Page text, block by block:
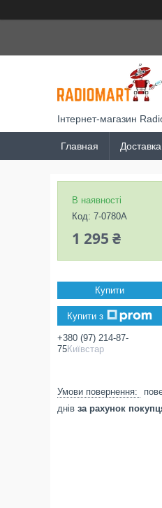
Інтернет-магазин
Главная
В наявності
Код: 7-0780A
1 295 ₴
Купити
Купити з
+380 (97) 214-87-
75Київстар
днів за рахунок